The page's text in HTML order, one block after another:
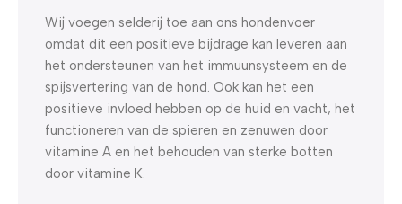
Wij voegen selderij toe aan ons hondenvoer
omdat dit een positieve bijdrage kan leveren aan
het ondersteunen van het immuunsysteem en de
spijsvertering van de hond. Ook kan het een
positieve invloed hebben op de huid en vacht, het
functioneren van de spieren en zenuwen door
vitamine A en het behouden van sterke botten
door vitamine K.